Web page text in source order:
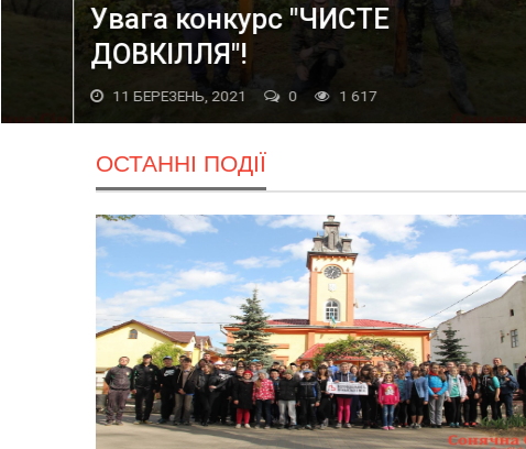
Увага конкурс "ЧИСТЕ
ДОВКІЛЛЯ"!
11 БЕРЕЗЕНЬ, 2021 0 1 617
ОСТАННІ ПОДІЇ